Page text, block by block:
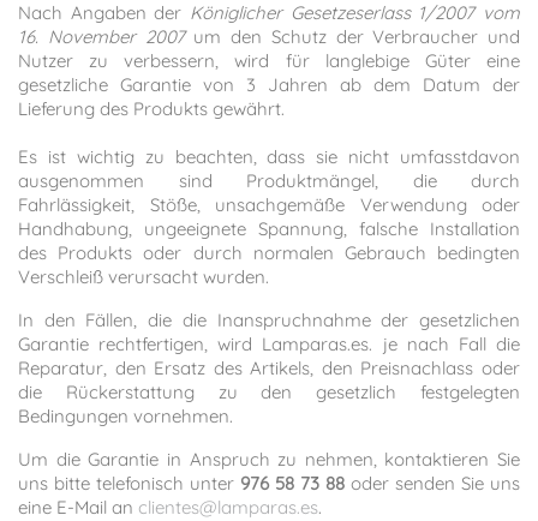
Nach Angaben der Königlicher Gesetzeserlass 1/2007 vom
16. November 2007um den Schutz der Verbraucher und
Nutzer zu verbessern, wird für langlebige Güter eine
gesetzliche Garantie von 3 Jahren ab dem Datum der
Lieferung des Produkts gewährt.
Es ist wichtig zu beachten, dass sie nicht umfasstdavon
ausgenommen sind Produktmängel, die durch
Fahrlässigkeit, Stöße, unsachgemäße Verwendung oder
Handhabung, ungeeignete Spannung, falsche Installation
des Produkts oder durch normalen Gebrauch bedingten
Verschleiß verursacht wurden.
In den Fällen, die die Inanspruchnahme der gesetzlichen
Garantie rechtfertigen, wird Lamparas.es. je nach Fall die
Reparatur, den Ersatz des Artikels, den Preisnachlass oder
die Rückerstattung zu den gesetzlich festgelegten
Bedingungen vornehmen.
Um die Garantie in Anspruch zu nehmen, kontaktieren Sie
uns bitte telefonisch unter 976 58 73 88 oder senden Sie uns
eine E-Mail an clientes@lamparas.es.